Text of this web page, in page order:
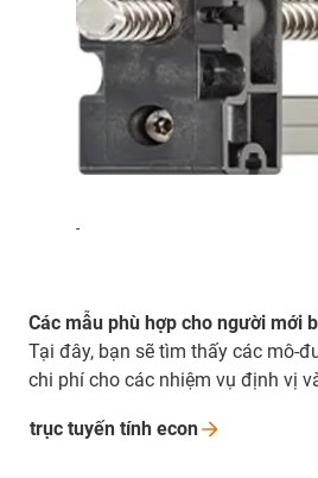
-
Các mẫu phù hợp cho người mới
Tại đây, bạn sẽ tìm thấy các mô-
chi phí cho các nhiệm vụ định vị
trục tuyến tính econ